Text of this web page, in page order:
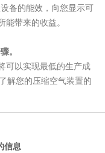
应用案例
备的能效，向您显示可
能带来的收益。
。
可以实现最低的生产成
解您的压缩空气装置的
信息